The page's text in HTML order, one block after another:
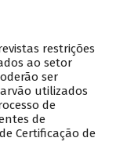
restrições
ao setor
ser
utilizados
de
de
Certificação de